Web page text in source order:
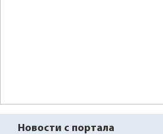
Новости с портала